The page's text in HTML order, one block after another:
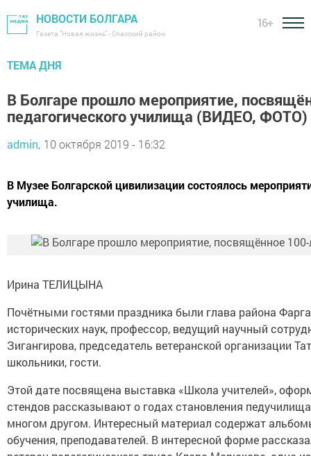
НОВОСТИ БОЛГАРА
Газета "Новая жизнь" - Спасский район
16+
ТЕМА ДНЯ
В Болгаре прошло мероприятие,
педагогического училища (ВИДЕО, ФОТО)
admin, 10 октября 2019 - 16:32
В Музее Болгарской цивилизации состоялось
училища.
Ирина ТЕЛИЦЫНА
Почётными гостями праздника были глава района
исторических наук, профессор, ведущий научный
Зигангирова, председатель ветеранской организации
школьники, гости.
Этой дате посвящена выставка «Школа учителей»,
стендов рассказывают о годах становления
многом другом. Интересный материал содержат
обучения, преподавателей. В интересной форме